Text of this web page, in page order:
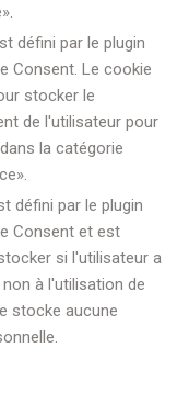
défini par le plugin
Consent. Le cookie
stocker le
de l'utilisateur pour
la catégorie
défini par le plugin
Consent et est
si l'utilisateur a
à l'utilisation de
stocke aucune